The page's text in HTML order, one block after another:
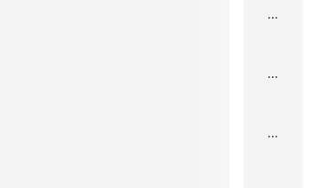
...
...
...